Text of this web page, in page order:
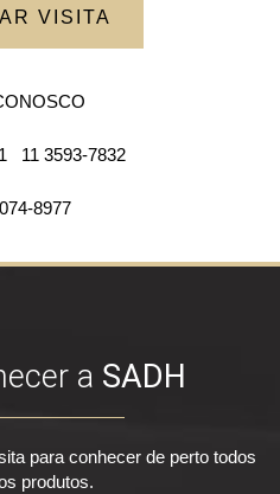
VISITA
11 3593-7832
8977
a SADH
para conhecer de perto todos
produtos.